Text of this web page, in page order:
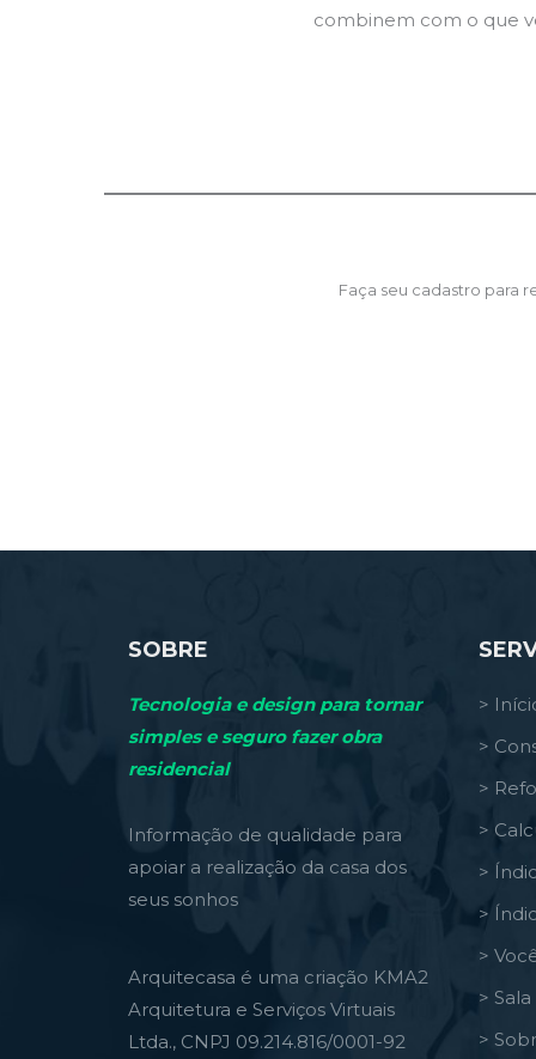
combinem com o que
Faça seu cadastro para
SOBRE
Tecnologia e design para tornar
simples e seguro fazer obra
residencial
Informação de qualidade para
apoiar a realização da casa dos
seus sonhos
Arquitecasa é uma criação KMA2
Arquitetura e Serviços Virtuais
Ltda., CNPJ 09.214.816/0001-92
>
>
>
>
>
>
>
>
>